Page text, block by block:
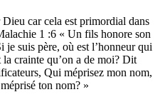
car cela est primordial dans
1 :6 « Un fils honore son
je suis père, où est l’honneur qui
la crainte qu’on a de moi? Dit
Qui méprisez mon nom,
ton nom? »